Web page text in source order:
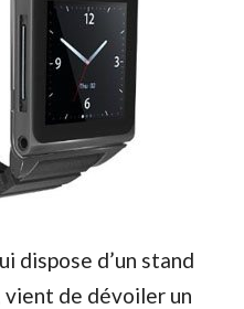
dispose d’un stand
vient de dévoiler un